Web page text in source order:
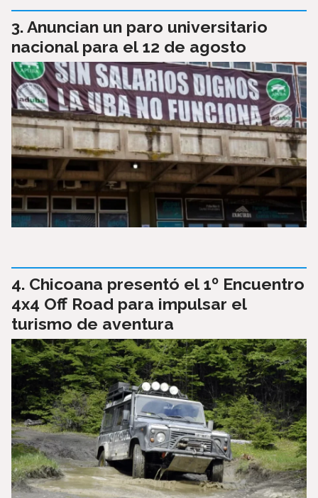
Anuncian un paro universitario
nacional para el 12 de agosto
Chicoana presentó el 1º Encuentro
4x4 Off Road para impulsar el
turismo de aventura